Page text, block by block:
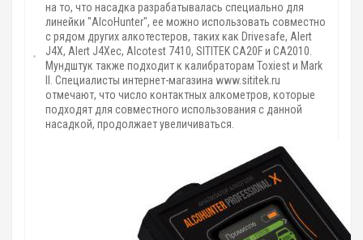
на то, что насадка разрабатывалась специально для
линейки "AlcoHunter", ее можно использовать совместно
с рядом других алкотестеров, таких как Drivesafe, Alert
J4X, Alert J4Xec, Alcotest 7410, SITITEK CA20F и CA2010.
Мундштук также подходит к калибраторам Toxiest и Mark
II. Специалисты интернет-магазина www.sititek.ru
отмечают, что число контактных алкометров, которые
подходят для совместного использования с данной
насадкой, продолжает увеличиваться.